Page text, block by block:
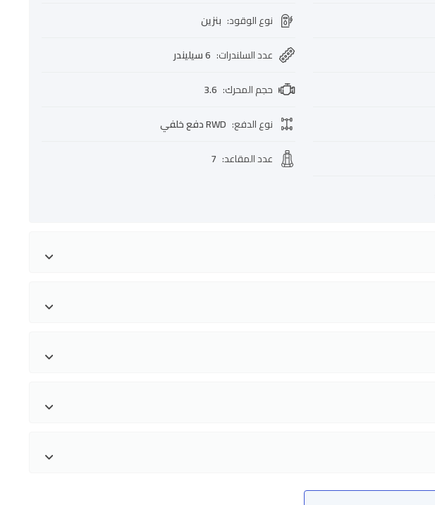
نوع الوقود: بنزين
عدد السلندرات: 6 سيليندر
حجم المحرك:
3.6
نوع الدفع: RWD دفع خلفي
عدد المقاعد:
7